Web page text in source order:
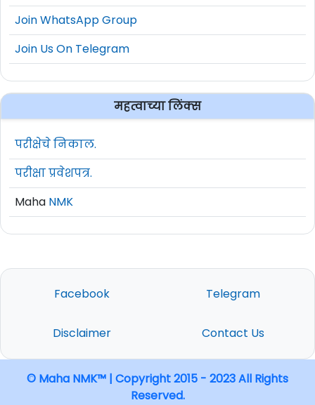
Join WhatsApp Group
Join Us On Telegram
महत्वाच्या लिंक्स
परीक्षेचे निकाल.
परीक्षा प्रवेशपत्र.
Maha NMK
Facebook Telegram
Disclaimer Contact Us
© Maha NMK™ | Copyright 2015 - 2023 All Rights
Reserved.